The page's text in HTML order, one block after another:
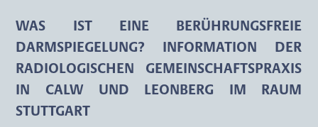
WAS IST EINE BERÜHRUNGSFREIE
DARMSPIEGELUNG? INFORMATION DER
RADIOLOGISCHEN GEMEINSCHAFTSPRAXIS
IN CALW UND LEONBERG IM RAUM
STUTTGART